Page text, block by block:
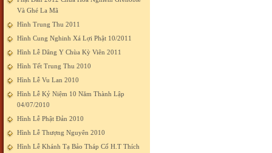
Và Ghé La Mã
Hình Trung Thu 2011
Hình Cung Nghinh Xá Lợi Phật 10/2011
Hình Lễ Dâng Y Chùa Kỳ Viên 2011
Hình Tết Trung Thu 2010
Hình Lễ Vu Lan 2010
Hình Lễ Kỷ Niệm 10 Năm Thành Lập
04/07/2010
Hình Lễ Phật Đản 2010
Hình Lễ Thượng Nguyên 2010
Hình Lễ Khánh Tạ Bảo Tháp Cố H.T Thích